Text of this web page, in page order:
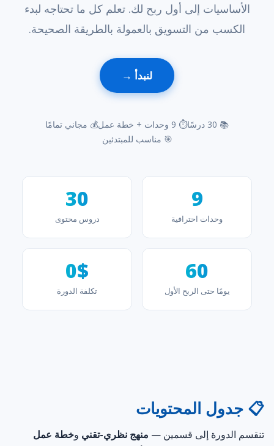
الأساسيات إلى أول ربح لك. تعلم كل ما تحتاجه لبدء
الكسب من التسويق بالعمولة بالطريقة الصحيحة.
لنبدأ →
📚 30 درسًا ⏱ 9 وحدات + خطة عمل
💰 مجاني تمامًا
🎯 مناسب للمبتدئين
9
وحدات احترافية
30
دروس محتوى
60
يومًا حتى الربح الأول
0$
تكلفة الدورة
📋 جدول المحتويات
تنقسم الدورة إلى قسمين — منهج نظري-تقني وخطة عمل